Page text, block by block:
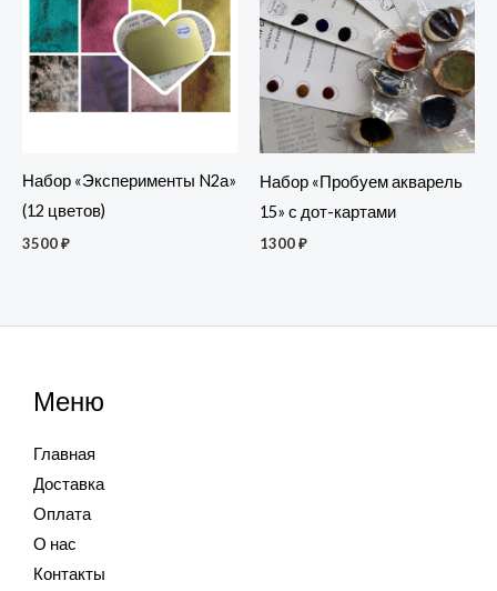
Набор «Эксперименты N2а»
(12 цветов)
3500₽
Набор «Пробуем акварель
15» с дот-картами
1300₽
Меню
Главная
Доставка
Оплата
О нас
Контакты